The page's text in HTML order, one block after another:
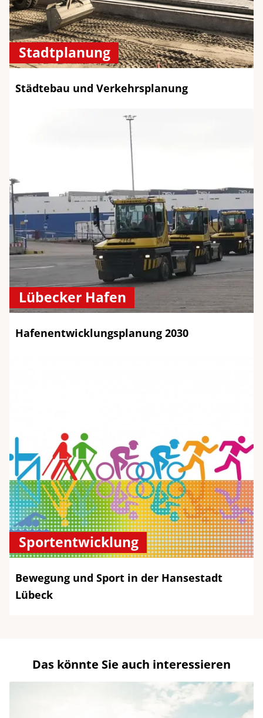
Stadtplanung
Städtebau und Verkehrsplanung
Lübecker Hafen
Hafenentwicklungsplanung 2030
Sportentwicklung
Bewegung und Sport in der Hansestadt
Lübeck
Das könnte Sie auch interessieren